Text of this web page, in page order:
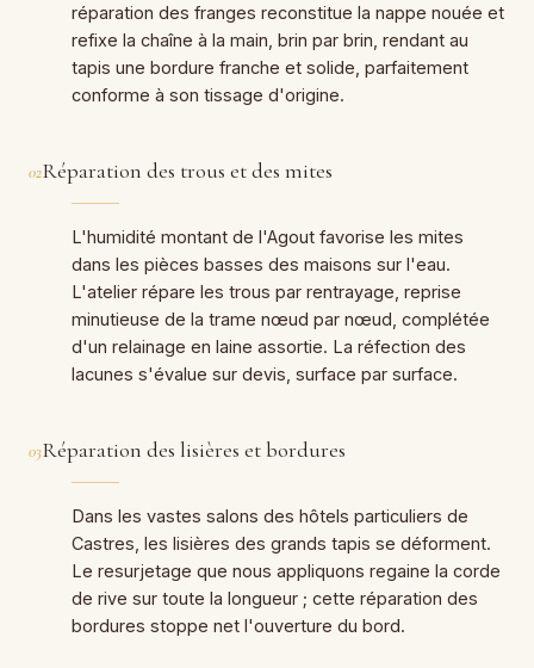
réparation des franges reconstitue la nappe nouée et
refixe la chaîne à la main, brin par brin, rendant au
tapis une bordure franche et solide, parfaitement
conforme à son tissage d'origine.
02Réparation des trous et des mites
L'humidité montant de l'Agout favorise les mites
dans les pièces basses des maisons sur l'eau.
L'atelier répare les trous par rentrayage, reprise
minutieuse de la trame nœud par nœud, complétée
d'un relainage en laine assortie. La réfection des
lacunes s'évalue sur devis, surface par surface.
03Réparation des lisières et bordures
Dans les vastes salons des hôtels particuliers de
Castres, les lisières des grands tapis se déforment.
Le resurjetage que nous appliquons regaine la corde
de rive sur toute la longueur ; cette réparation des
bordures stoppe net l'ouverture du bord.